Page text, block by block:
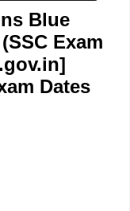
Blue
Exam
Dates